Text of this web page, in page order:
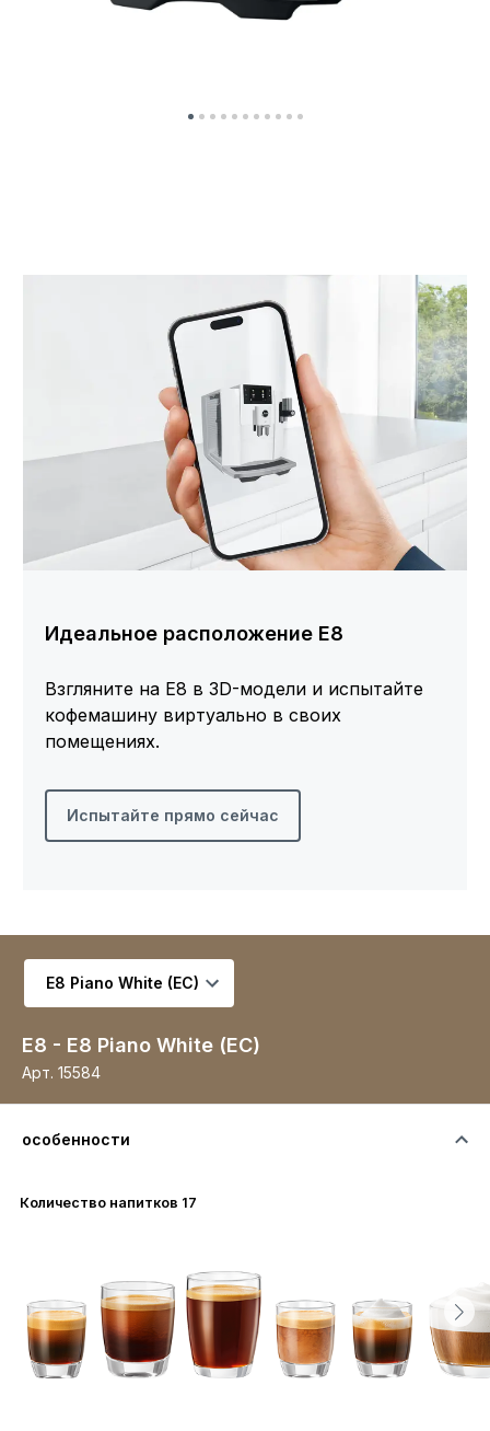
Идеальное расположение E8
Взгляните на E8 в 3D-модели и испытайте
кофемашину виртуально в своих
помещениях.
Испытайте прямо сейчас
Выберите вариант
E8 - E8 Piano White (EC)
Арт. 15584
особенности